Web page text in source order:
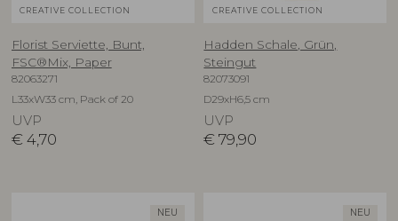
CREATIVE COLLECTION
Florist Serviette, Bunt,
FSC®Mix, Paper
82063271
L33xW33 cm, Pack of 20
UVP
€ 4,70
CREATIVE COLLECTION
Hadden Schale, Grün,
Steingut
82073091
D29xH6,5 cm
UVP
€ 79,90
NEU NEU